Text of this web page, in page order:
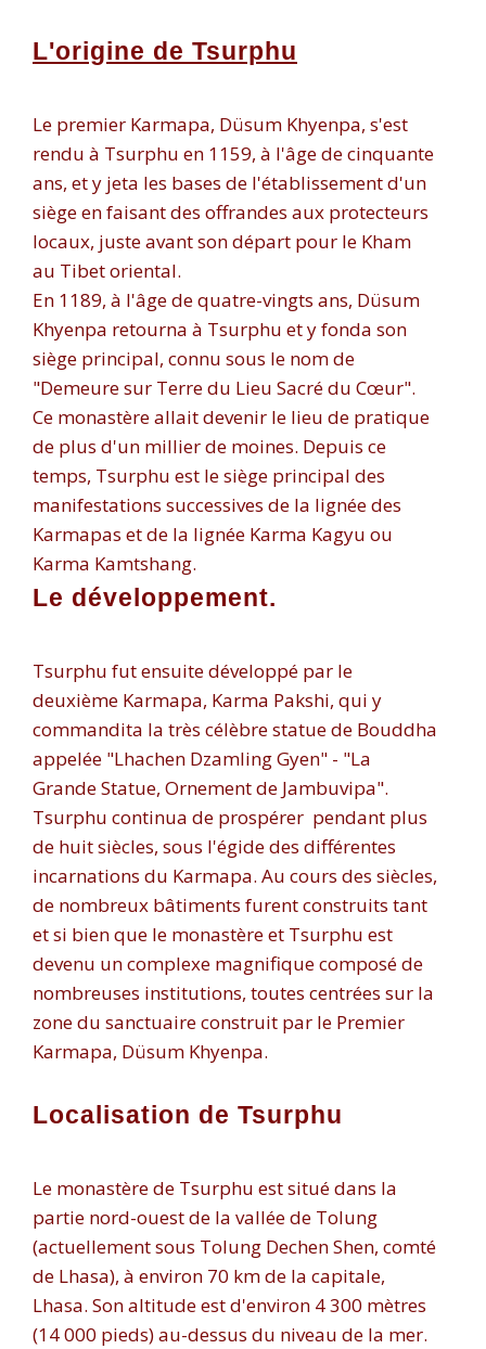
L'origine de Tsurphu
Le premier Karmapa, Düsum Khyenpa, s'est
rendu à Tsurphu en 1159, à l'âge de cinquante
ans, et y jeta les bases de l'établissement d'un
siège en faisant des offrandes aux protecteurs
locaux, juste avant son départ pour le Kham
au Tibet oriental.
En 1189, à l'âge de quatre-vingts ans, Düsum
Khyenpa retourna à Tsurphu et y fonda son
siège principal, connu sous le nom de
"Demeure sur Terre du Lieu Sacré du Cœur".
Ce monastère allait devenir le lieu de pratique
de plus d'un millier de moines. Depuis ce
temps, Tsurphu est le siège principal des
manifestations successives de la lignée des
Karmapas et de la lignée Karma Kagyu ou
Karma Kamtshang.
Le développement.
Tsurphu fut ensuite développé par le
deuxième Karmapa, Karma Pakshi, qui y
commandita la très célèbrestatue de Bouddha
appelée "Lhachen Dzamling Gyen" - "La
Grande Statue, Ornement de Jambuvipa".
Tsurphu continua de prospérer pendant plus
de huit siècles, sous l'égide des différentes
incarnations du Karmapa. Au cours des siècles,
de nombreux bâtiments furent construits tant
et si bien que le monastère et Tsurphu est
devenu un complexe magnifique composé de
nombreuses institutions, toutes centrées sur la
zone du sanctuaire construit par le Premier
Karmapa, Düsum Khyenpa.
Localisation de Tsurphu
Le monastère de Tsurphu est situé dans la
partie nord-ouest de la vallée de Tolung
(actuellement sous Tolung Dechen Shen, comté
de Lhasa), à environ 70 km de la capitale,
Lhasa. Son altitude est d'environ 4 300 mètres
(14 000 pieds) au-dessus du niveau de la mer.